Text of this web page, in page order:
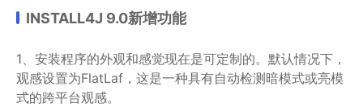
INSTALL4J 9.0新增功能
1、安装程序的外观和感觉现在是可定制的。默认情况下，
观感设置为FlatLaf，这是一种具有自动检测暗模式或亮模
式的跨平台观感。